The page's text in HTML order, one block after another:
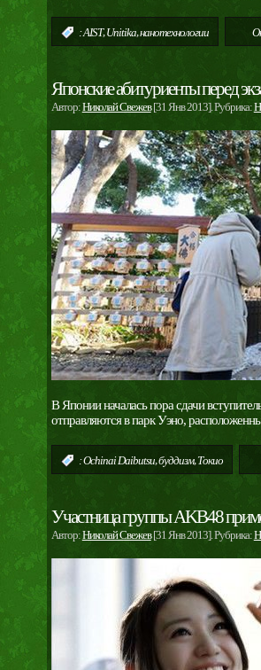
:AIST, Unitika, нанотехнологии
Японские абитуриенты перед
Автор:Николай Свежев[31 Янв 2013]. Рубрика:
В Японии началась пора сдачи
отправляются в парк Уэно,
:Ochinai Daibutsu, буддизм, Токио
Участница группы AKB48
Автор:Николай Свежев[31 Янв 2013]. Рубрика: